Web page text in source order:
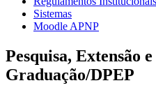
Sistemas
Moodle APNP
Pesquisa, Extensão e
Graduação/DPEP